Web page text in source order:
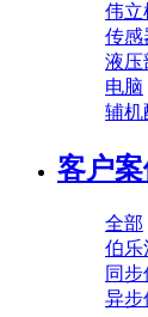
伟立
传感
液压
电脑
辅机
客户案
全部
伯乐
同步
异步